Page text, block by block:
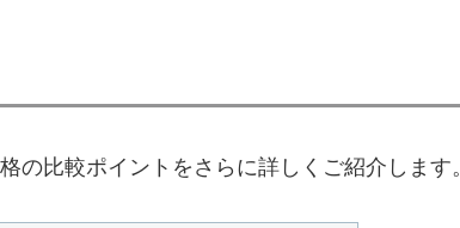
比較ポイントをさらに詳しくご紹介します。